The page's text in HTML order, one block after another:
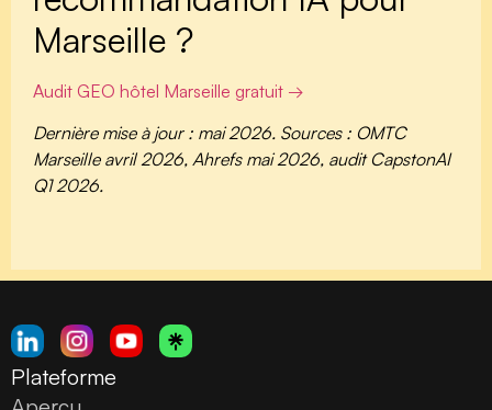
Marseille ?
Audit GEO hôtel Marseille gratuit →
Dernière mise à jour : mai 2026. Sources : OMTC
Marseille avril 2026, Ahrefs mai 2026, audit CapstonAI
Q1 2026.
Plateforme